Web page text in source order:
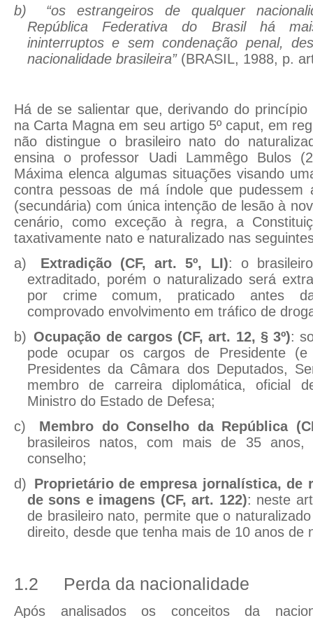
b)
“os estrangeiros de qualquer
República Federativa do Brasil há
ininterruptos e sem condenação penal,
nacionalidade brasileira” (BRASIL, 1988, p.
Há de se salientar que, derivando do princípio
na Carta Magna em seu artigo 5º caput, em
não distingue o brasileiro nato do
ensina o professor Uadi Lammêgo Bulos
Máxima elenca algumas situações visando
contra pessoas de má índole que pudessem
(secundária) com única intenção de lesão à
cenário, como exceção à regra, a
taxativamente nato e naturalizado nas
a)
Extradição (CF, art. 5º, LI): o
extraditado, porém o naturalizado será
por crime comum, praticado antes
comprovado envolvimento em tráfico de
b) Ocupação de cargos (CF, art. 12, § 3º):
pode ocupar os cargos de Presidente (e
Presidentes da Câmara dos Deputados,
membro de carreira diplomática, oficial
Ministro do Estado de Defesa;
c)
Membro do Conselho da República
brasileiros natos, com mais de 35 anos,
conselho;
d) Proprietário de empresa jornalística, de
de sons e imagens (CF, art. 122): neste
de brasileiro nato, permite que o
direito, desde que tenha mais de 10 anos de
1.2 Perda da nacionalidade
Após analisados os conceitos da